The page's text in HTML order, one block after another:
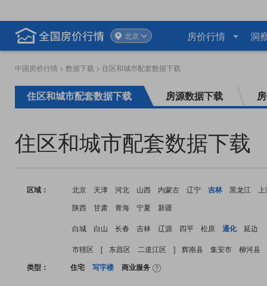
北京 房价行情 洞
中国房价行情 > 数据下载 > 住区和城市配套数据下载
住区和城市配套数据下载 房源数据下载
住区和城市配套数据下载
区域： 北京 天津 河北 山西 内蒙古 辽宁 吉林 黑龙江
陕西
甘肃 青海 宁夏 新疆
白城 白山 长春 吉林 辽源 四平 松原 通化 延边
市辖区 [ 东昌区 二道江区 ] 辉南县 集安市 柳河县
类型： 住宅 写字楼 商业服务